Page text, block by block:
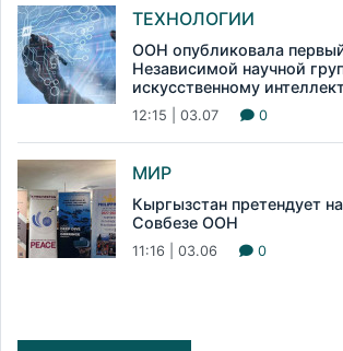
ТЕХНОЛОГИИ
ООН опубликовала
Независимой научной
искусственному
12:15 | 03.07 0
МИР
Кыргызстан претендует
Совбезе ООН
11:16 | 03.06 0